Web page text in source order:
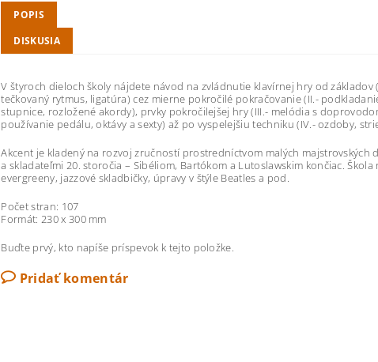
POPIS
DISKUSIA
V štyroch dieloch školy nájdete návod na zvládnutie klavírnej hry od
tečkovaný rytmus, ligatúra) cez mierne pokročilé pokračovanie (II.-
stupnice, rozložené akordy), prvky pokročilejšej hry (III.- melódia s
používanie pedálu, oktávy a sexty) až po vyspelejšiu techniku ​​(IV.- ozdoby,
Akcent je kladený na rozvoj zručností prostredníctvom malých
a skladateľmi 20. storočia – Sibéliom, Bartókom a Lutoslawskim končiac.
evergreeny, jazzové skladbičky, úpravy v štýle Beatles a pod.
Počet stran: 107
Formát: 230 x 300 mm
Buďte prvý, kto napíše príspevok k tejto položke.
Pridať komentár